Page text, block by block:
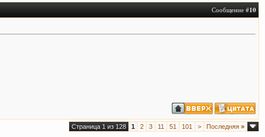
Сообщение #10
Страница 1 из 128 1 2 3 11 51 101 > Последняя »